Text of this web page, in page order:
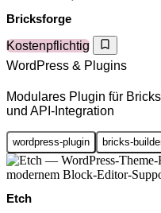
Bricksforge
Kostenpflichtig
WordPress & Plugins
Modulares Plugin für
und API-Integration
wordpress-plugin bricks-
Etch